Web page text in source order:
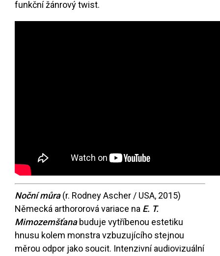
funkční žánrový twist.
Noční můra(r. Rodney Ascher / USA, 2015)
Německá arthororová variace na E. T.
Mimozemšťanabuduje vytříbenou estetiku
hnusu kolem monstra vzbuzujícího stejnou
měrou odpor jako soucit. Intenzivní audiovizuální